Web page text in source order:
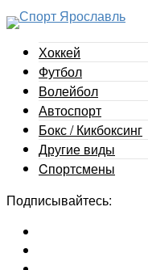
Хоккей
Футбол
Волейбол
Автоспорт
Бокс / Кикбоксинг
Другие виды
Cпортсмены
Подписывайтесь: